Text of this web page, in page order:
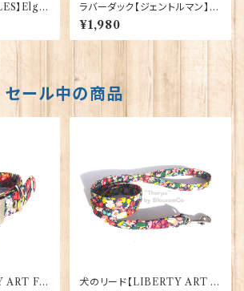
】Elgat
ラバーダック【ジェントルマン】El
gate Products 90387
¥1,980
セール中の商品
ART FA
犬のリード【LIBERTY ART F